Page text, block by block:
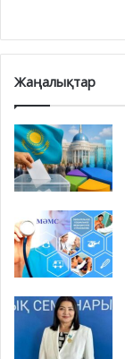
Жаңалықтар